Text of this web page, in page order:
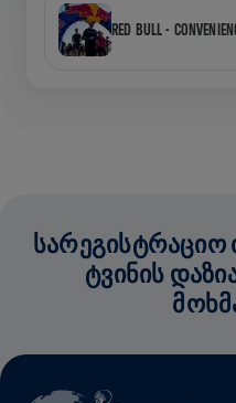
RED BULL -
ᲡᲐᲠᲔᲒᲘᲡᲢᲠᲐᲪᲘᲝ
ᲢᲕᲘᲜᲘᲡ